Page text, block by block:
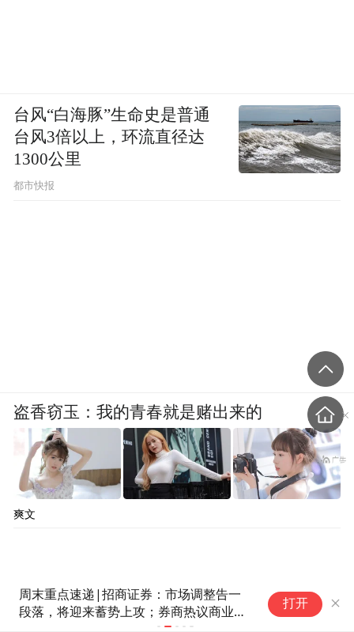
周末重点速递|招商证券：市场调整告一
段落，将迎来蓄势上攻；券商热议商业航
打开
台风“白海豚”生命史是普通
台风3倍以上，环流直径达
1300公里
都市快报
盗香窃玉：我的青春就是赌出来的
爽文